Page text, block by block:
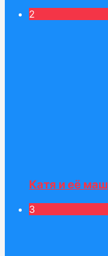
2
Катя и её
3